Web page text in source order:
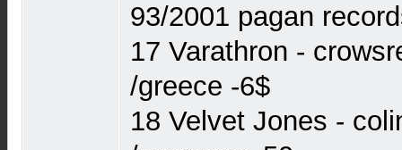
93/2001 pagan
17 Varathron -
/greece -6$
18 Velvet Jones -